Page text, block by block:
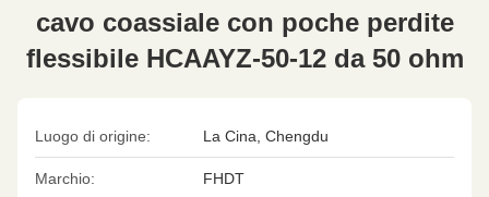
cavo coassiale con poche perdite
flessibile HCAAYZ-50-12 da 50 ohm
Luogo di origine: La Cina, Chengdu
Marchio: FHDT